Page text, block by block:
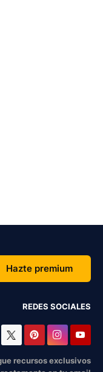
Hazte premium
REDES SOCIALES
recursos exclusivos